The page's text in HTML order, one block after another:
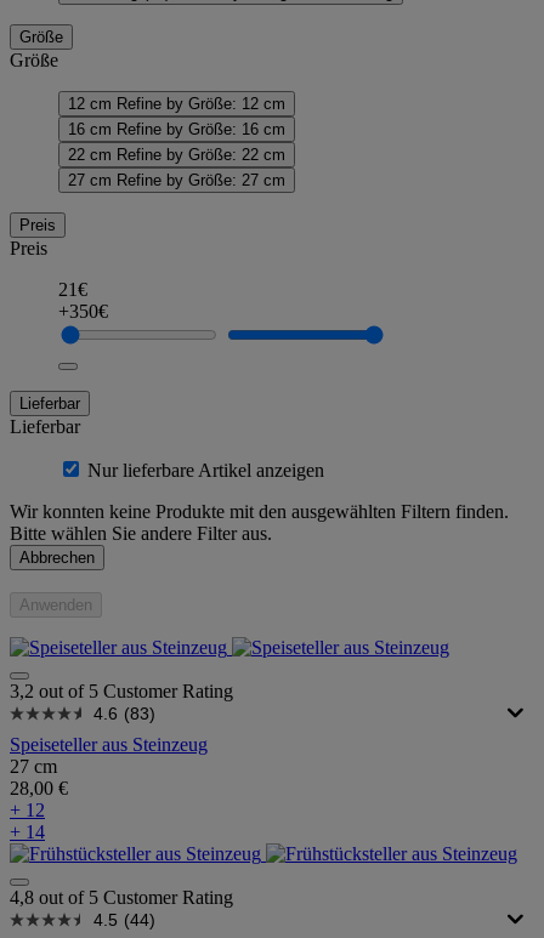
Größe
Größe
12 cm Refine by Größe: 12 cm
16 cm Refine by Größe: 16 cm
22 cm Refine by Größe: 22 cm
27 cm Refine by Größe: 27 cm
Preis
Preis
21€
+350€
Lieferbar
Lieferbar
Nur lieferbare Artikel anzeigen
Wir konnten keine Produkte mit den ausgewählten Filtern finden.
Bitte wählen Sie andere Filter aus.
Abbrechen
Anwenden
3,2 out of 5 Customer Rating
4.6 (83)
Speiseteller aus Steinzeug
27 cm
28,00 €
+ 12
+ 14
4,8 out of 5 Customer Rating
4.5 (44)